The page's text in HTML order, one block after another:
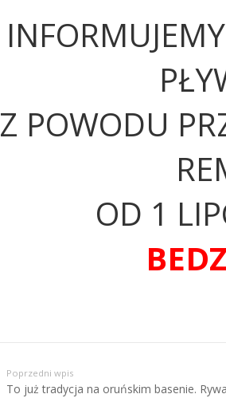
Z POWODU
OD 1
Poprzedni wpis
To już tradycja na oruńskim basenie.